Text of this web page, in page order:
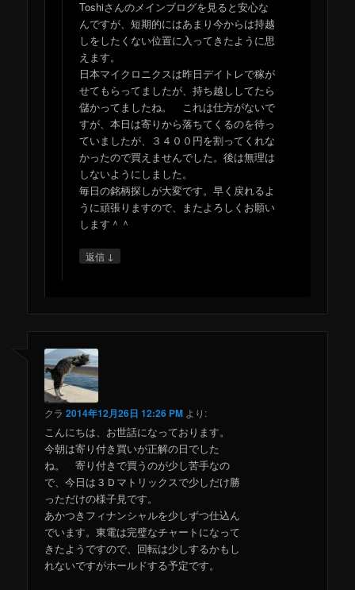
Toshiさんのメインブログを見ると安心な
んですが、短期的にはあまり今からは持越
しをしたくない位置に入ってきたように思
えます。
日本マイクロニクスは昨日デイトレで稼が
せてもらってましたが、持ち越ししてたら
儲かってましたね。 これは仕方がないで
すが、本日は寄りから落ちてくるのを待っ
ていましたが、３４００円を割ってくれな
かったので買えませんでした。後は無理は
しないようにしました。
毎日の銘柄探しが大変です。早く戻れるよ
うに頑張りますので、またよろしくお願い
します＾＾
返信 ↓
クラ 2014年12月26日 12:26 PM より:
こんにちは、お世話になっております。
今朝は寄り付き買いが正解の日でした
ね。 寄り付きで買うのが少し苦手なの
で、今日は３Ｄマトリックスで少しだけ勝
っただけの様子見です。
あかつきフィナンシャルを少しずつ仕込ん
でいます。東電は完璧なチャートになって
きたようですので、回転は少しするかもし
れないですがホールドする予定です。